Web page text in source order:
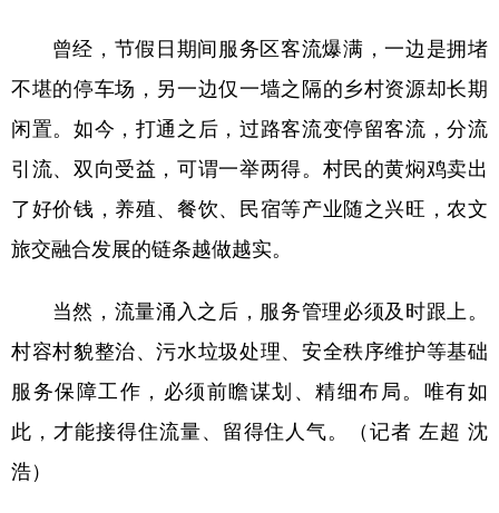
曾经，节假日期间服务区客流爆满，一边是拥堵
不堪的停车场，另一边仅一墙之隔的乡村资源却长期
闲置。如今，打通之后，过路客流变停留客流，分流
引流、双向受益，可谓一举两得。村民的黄焖鸡卖出
了好价钱，养殖、餐饮、民宿等产业随之兴旺，农文
旅交融合发展的链条越做越实。
当然，流量涌入之后，服务管理必须及时跟上。
村容村貌整治、污水垃圾处理、安全秩序维护等基础
服务保障工作，必须前瞻谋划、精细布局。唯有如
此，才能接得住流量、留得住人气。（记者 左超 沈
浩）